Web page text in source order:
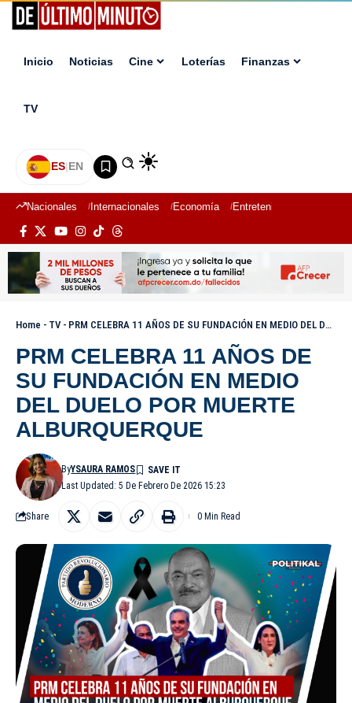
Inicio Noticias Cine Loterías Finanzas
TV
ES|EN
Nacionales Internacionales Economía Entretenimiento
Home - TV- PRM CELEBRA 11 AÑOS DE SU FUNDACIÓN EN MEDIO DEL DUELO POR MUERTE ALBURQUERQUE
PRM CELEBRA 11 AÑOS DE
SU FUNDACIÓN EN MEDIO
DEL DUELO POR MUERTE
ALBURQUERQUE
Last Updated: 5 De Febrero De 2026 15:23
ByYSAURA RAMOS
Share 0 Min Read